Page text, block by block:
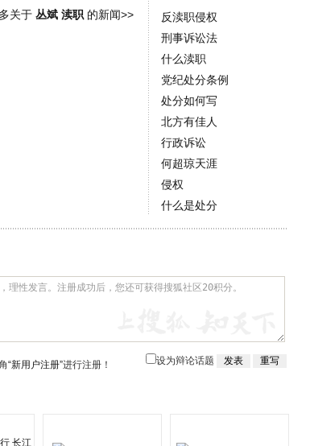
关于 丛斌 渎职的新闻>>
反渎职侵权
刑事诉讼法
什么渎职
党纪处分条例
处分如何写
北方有佳人
行政诉讼
何超琼天涯
侵权
什么是处分
“新用户注册”进行注册！ 设为辩论话题